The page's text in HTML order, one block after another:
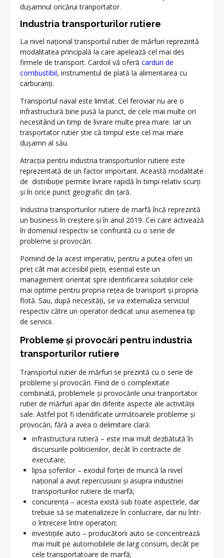
dușamnul oricărui tranportator.
Industria transporturilor rutiere
La nivel național transportul rutier de mărfuri reprezintă
modalitatea principală la care apelează cel mai des
firmele de transport. Cardoil vă oferă carduri de
combustibil, instrumentul de plată la alimentarea cu
carburanți.
Transportul naval este limitat. Cel feroviar nu are o
infrastructură bine pusă la punct, de cele mai multe ori
necesitând un timp de livrare multe prea mare. Iar un
trasportator rutier știe că timpul este cel mai mare
dușamn al său.
Atracția pentru industria transporturilor rutiere este
reprezentată de un factor important. Această modalitate
de distribuție permite livrare rapidă în timpi relativ scurți
și în orice punct geografic din țară.
Industria transporturilor rutiere de marfă încă reprezintă
un business în creștere și în anul 2019. Cei care activează
în domeniul respectiv se confruntă cu o serie de
probleme și provocări.
Pornind de la acest imperativ, pentru a putea oferi un
preț cât mai accesibil pieții, esențial este un
management orientat spre identificarea soluțiilor cele
mai optime pentru propria rețea de transport și propria
flotă. Sau, după necesități, se va externaliza serviciul
respectiv către un operator dedicat unui asemenea tip
de servicii.
Probleme și provocări pentru industria
transporturilor rutiere
Transportul rutier de mărfuri se prezintă cu o serie de
probleme și provocări. Fiind de o complexitate
combinată, problemele și provocările unui tranportator
rutier de mărfuri apar din diferite aspecte ale activității
sale. Astfel pot fi idendificate următoarele probleme și
provocări, fără a avea o delimitare clară:
infrastructura rutieră – este mai mult dezbătută în
discursurile politicienilor, decât în contracte de
executare;
lipsa șoferilor – exodul forței de muncă la nivel
național a avut repercusiuni și asupra industriei
transporturilor rutiere de marfă;
concurența – acesta există sub toate aspectele, dar
trebuie să se materializeze în conlucrare, dar nu într-
o întrecere între operatori;
investițiile auto – producătorii auto se concentrează
mai mult pe automobilele de larg consum, decât pe
cele transportatoare de marfă;